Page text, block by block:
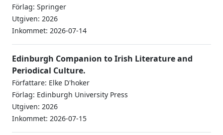
Förlag: Springer
Utgiven: 2026
Inkommet: 2026-07-14
Edinburgh Companion to Irish Literature and
Periodical Culture.
Författare: Elke D'hoker
Förlag: Edinburgh University Press
Utgiven: 2026
Inkommet: 2026-07-15